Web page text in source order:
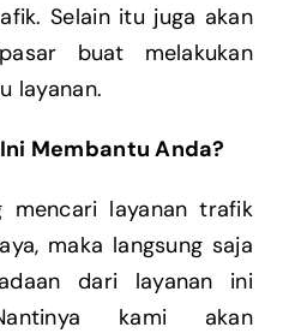
Selain itu juga akan
buat melakukan
layanan.
Membantu Anda?
mencari layanan trafik
maka langsung saja
dari layanan ini
kami akan